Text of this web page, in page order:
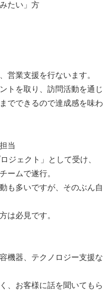
たい」方
営業支援を行ないます。
トを取り、訪問活動を通じ
でできるので達成感を味わ
当
ジェクト」として受け、
ームで遂行。
も多いですが、そのぶん自
は必見です。
機器、テクノロジー支援な
、お客様に話を聞いてもら